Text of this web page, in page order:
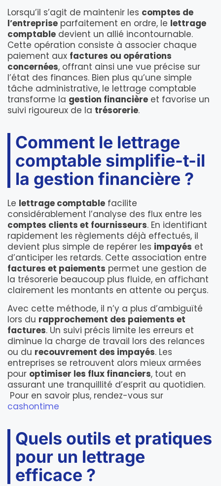
Lorsqu’il s’agit de maintenir les comptes de
l’entreprise parfaitement en ordre, le lettrage
comptable devient un allié incontournable.
Cette opération consiste à associer chaque
paiement aux factures ou opérations
concernées, offrant ainsi une vue précise sur
l’état des finances. Bien plus qu’une simple
tâche administrative, le lettrage comptable
transforme la gestion financière et favorise un
suivi rigoureux de la trésorerie.
Comment le lettrage
comptable simplifie-t-il
la gestion financière ?
Le lettrage comptable facilite
considérablement l’analyse des flux entre les
comptes clients et fournisseurs. En identifiant
rapidement les règlements déjà effectués, il
devient plus simple de repérer les impayés et
d’anticiper les retards. Cette association entre
factures et paiements permet une gestion de
la trésorerie beaucoup plus fluide, en affichant
clairement les montants en attente ou perçus.
Avec cette méthode, il n’y a plus d’ambiguïté
lors du rapprochement des paiements et
factures. Un suivi précis limite les erreurs et
diminue la charge de travail lors des relances
ou du recouvrement des impayés. Les
entreprises se retrouvent alors mieux armées
pour optimiser les flux financiers, tout en
assurant une tranquillité d’esprit au quotidien.
Pour en savoir plus, rendez-vous sur
cashontime
Quels outils et pratiques
pour un lettrage
efficace ?